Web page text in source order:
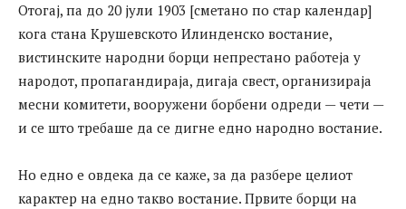
Отогај, па до 20 јули 1903 [сметано по стар календар]
кога стана Крушевското Илинденско востание,
вистинските народни борци непрестано работеја у
народот, пропагандираја, дигаја свест, организираја
месни комитети, вооружени борбени одреди — чети —
и се што требаше да се дигне едно народно востание.
Но едно е овдека да се каже, за да разбере целиот
карактер на едно такво востание. Првите борци на